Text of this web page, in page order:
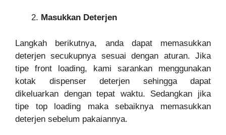
Masukkan Deterjen
Langkah berikutnya, anda dapat memasukkan
deterjen secukupnya sesuai dengan aturan. Jika
tipe front loading, kami sarankan menggunakan
kotak dispenser deterjen sehingga dapat
dikeluarkan dengan tepat waktu. Sedangkan jika
tipe top loading maka sebaiknya memasukkan
deterjen sebelum pakaiannya.